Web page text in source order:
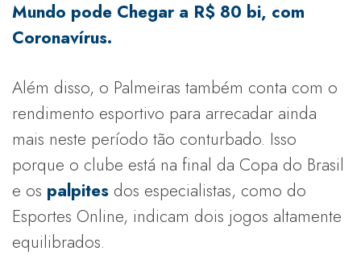
Mundo pode Chegar a R$ 80 bi, com
Coronavírus.
Além disso, o Palmeiras também conta com o
rendimento esportivo para arrecadar ainda
mais neste período tão conturbado. Isso
porque o clube está na final da Copa do Brasil
e os palpites dos especialistas, como do
Esportes Online, indicam dois jogos altamente
equilibrados.